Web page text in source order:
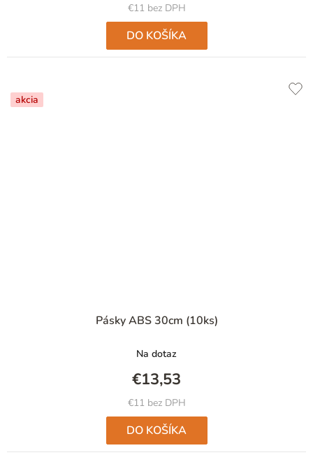
€11 bez DPH
DO KOŠÍKA
akcia
Pásky ABS 30cm (10ks)
Na dotaz
€11 bez DPH
€13,53
DO KOŠÍKA